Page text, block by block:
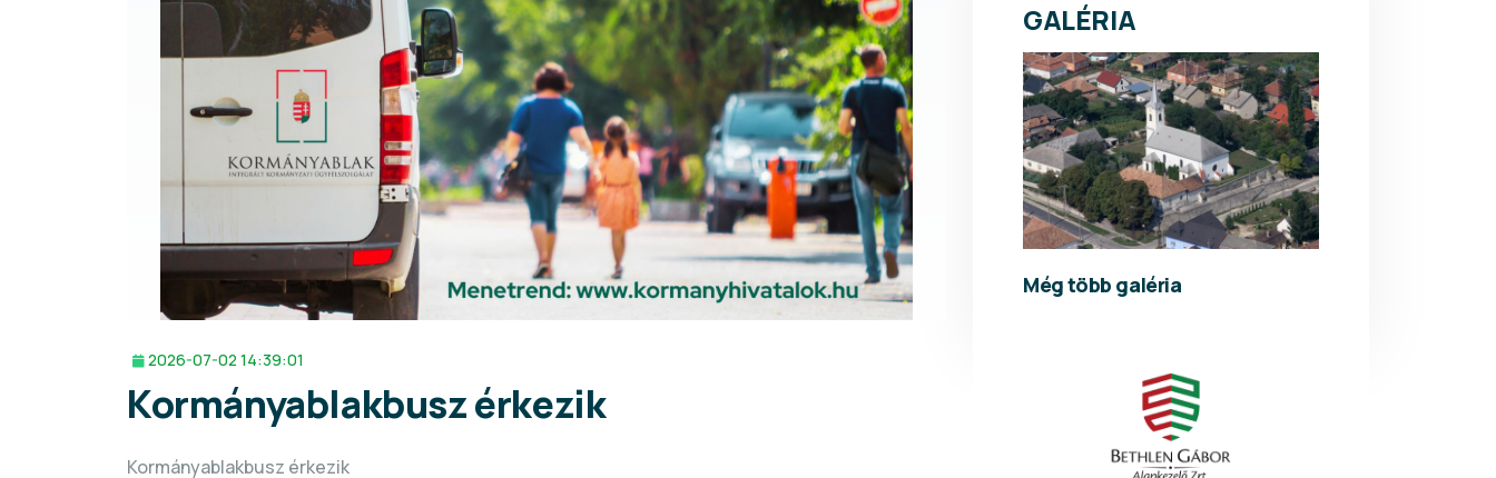
2026-07-02 14:39:01
Kormányablakbusz érkezik
Kormányablakbusz érkezik
GALÉRIA
Még több galéria